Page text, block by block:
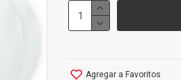
Agregar a Favoritos